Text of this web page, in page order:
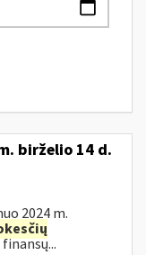
birželio 14 d.
2024 m.